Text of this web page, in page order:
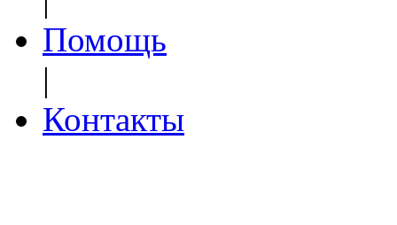
Помощь
|
Контакты